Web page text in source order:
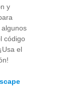
y
algunos
código
el